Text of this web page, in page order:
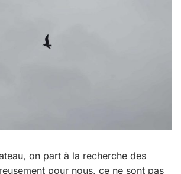
on part à la recherche des
pour nous, ce ne sont pas